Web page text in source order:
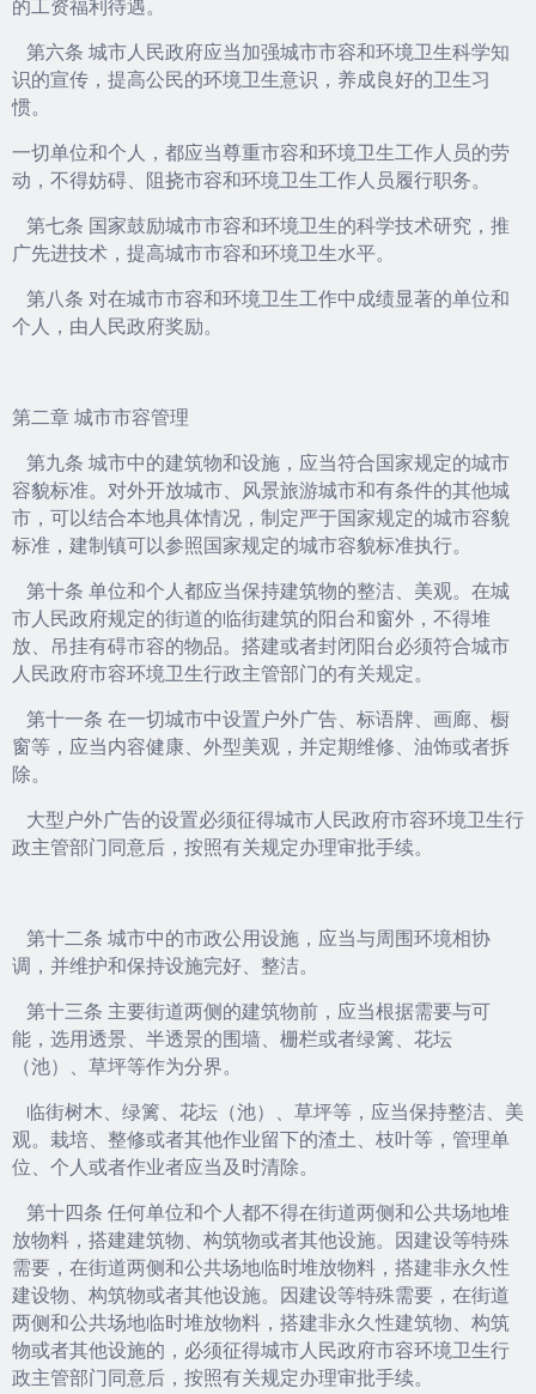
的工资福利待遇。
第六条 城市人民政府应当加强城市市容和环境卫生科学知
识的宣传，提高公民的环境卫生意识，养成良好的卫生习
惯。
一切单位和个人，都应当尊重市容和环境卫生工作人员的劳
动，不得妨碍、阻挠市容和环境卫生工作人员履行职务。
第七条 国家鼓励城市市容和环境卫生的科学技术研究，推
广先进技术，提高城市市容和环境卫生水平。
第八条 对在城市市容和环境卫生工作中成绩显著的单位和
个人，由人民政府奖励。
第二章 城市市容管理
第九条 城市中的建筑物和设施，应当符合国家规定的城市
容貌标准。对外开放城市、风景旅游城市和有条件的其他城
市，可以结合本地具体情况，制定严于国家规定的城市容貌
标准，建制镇可以参照国家规定的城市容貌标准执行。
第十条 单位和个人都应当保持建筑物的整洁、美观。在城
市人民政府规定的街道的临街建筑的阳台和窗外，不得堆
放、吊挂有碍市容的物品。搭建或者封闭阳台必须符合城市
人民政府市容环境卫生行政主管部门的有关规定。
第十一条 在一切城市中设置户外广告、标语牌、画廊、橱
窗等，应当内容健康、外型美观，并定期维修、油饰或者拆
除。
大型户外广告的设置必须征得城市人民政府市容环境卫生行
政主管部门同意后，按照有关规定办理审批手续。
第十二条 城市中的市政公用设施，应当与周围环境相协
调，并维护和保持设施完好、整洁。
第十三条 主要街道两侧的建筑物前，应当根据需要与可
能，选用透景、半透景的围墙、栅栏或者绿篱、花坛
（池）、草坪等作为分界。
临街树木、绿篱、花坛（池）、草坪等，应当保持整洁、美
观。栽培、整修或者其他作业留下的渣土、枝叶等，管理单
位、个人或者作业者应当及时清除。
第十四条 任何单位和个人都不得在街道两侧和公共场地堆
放物料，搭建建筑物、构筑物或者其他设施。因建设等特殊
需要，在街道两侧和公共场地临时堆放物料，搭建非永久性
建设物、构筑物或者其他设施。因建设等特殊需要，在街道
两侧和公共场地临时堆放物料，搭建非永久性建筑物、构筑
物或者其他设施的，必须征得城市人民政府市容环境卫生行
政主管部门同意后，按照有关规定办理审批手续。